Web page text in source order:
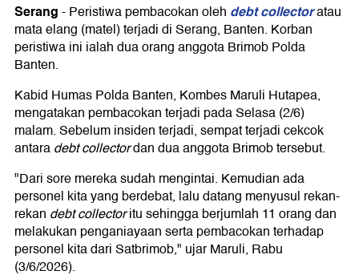
Serang-Peristiwa pembacokan oleh debt collectoratau
mata elang (matel) terjadi di Serang, Banten. Korban
peristiwa ini ialah dua orang anggota Brimob Polda
Banten.
Kabid Humas Polda Banten, Kombes Maruli Hutapea,
mengatakan pembacokan terjadi pada Selasa (2/6)
malam. Sebelum insiden terjadi, sempat terjadi cekcok
antaradebt collectordan dua anggota Brimob tersebut.
"Dari sore mereka sudah mengintai. Kemudian ada
personel kita yang berdebat, lalu datang menyusul rekan-
rekan debt collectoritu sehingga berjumlah 11 orang dan
melakukan penganiayaan serta pembacokan terhadap
personel kita dari Satbrimob," ujar Maruli, Rabu
(3/6/2026).